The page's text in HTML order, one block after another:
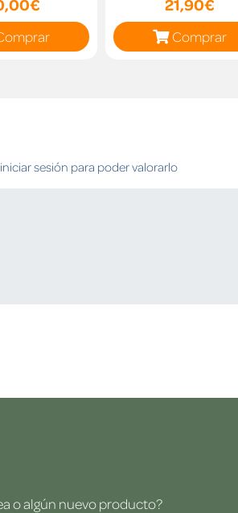
Comprar
sesión para poder valorarlo
o algún nuevo producto?